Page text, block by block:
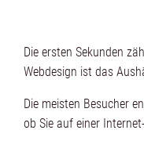
Die ersten Sekunden
Webdesign ist das
Die meisten Besucher
ob Sie auf einer